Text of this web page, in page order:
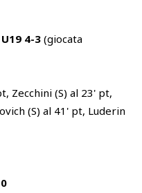
4-3 (giocata
Zecchini (S) al 23' pt,
(S) al 41' pt, Luderin